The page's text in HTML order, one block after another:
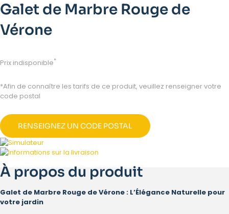
Galet de Marbre Rouge de
Vérone
Prix indisponible*
*Afin de connaître les tarifs de ce produit, veuillez renseigner votre
code postal
RENSEIGNEZ UN CODE POSTAL
À propos du produit
Galet de Marbre Rouge de Vérone : L’Élégance Naturelle pour
votre jardin